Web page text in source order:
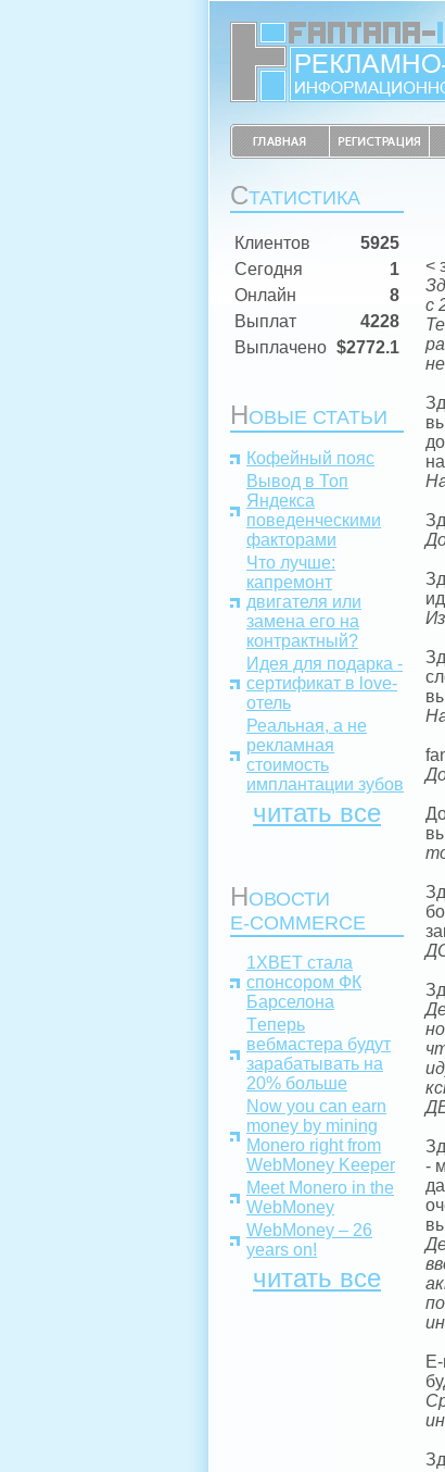
СТАТИСТИКА
Клиентов
5925
Сегодня
1
Онлайн
8
Выплат
4228
Выплачено $2772.1
НОВЫЕ СТАТЬИ
Кофейный пояс
Вывод в Топ
Яндекса
поведенческими
факторами
Что лучше:
капремонт
двигателя или
замена его на
контрактный?
Идея для подарка -
сертификат в love-
отель
Реальная, а не
рекламная
стоимость
имплантации зубов
читать все
НОВОСТИ
E-COMMERCE
1XBET стала
спонсором ФК
Барселона
Tеперь
вебмастера будут
зарабатывать на
20% больше
Now you can earn
money by mining
Monero right from
WebMoney Keeper
Meet Monero in the
WebMoney
WebMoney – 26
years on!
читать все
<
с
-